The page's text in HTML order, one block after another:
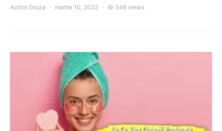
Achim Groza martie 10, 2022 546 views